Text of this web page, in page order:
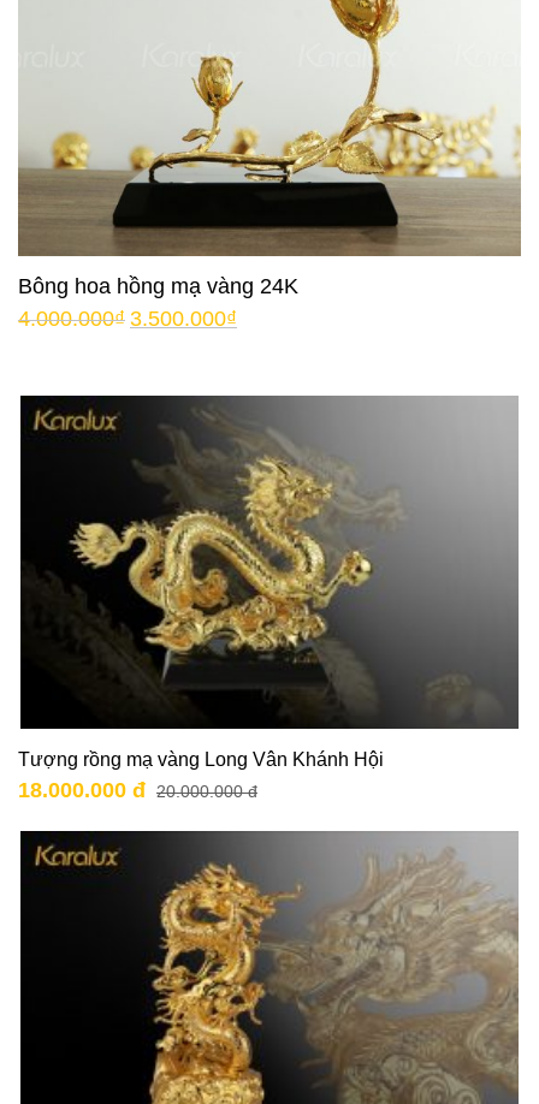
Bông hoa hồng mạ vàng 24K
4.000.000₫ 3.500.000₫
Tượng rồng mạ vàng Long Vân Khánh Hội
18.000.000 đ 20.000.000 đ